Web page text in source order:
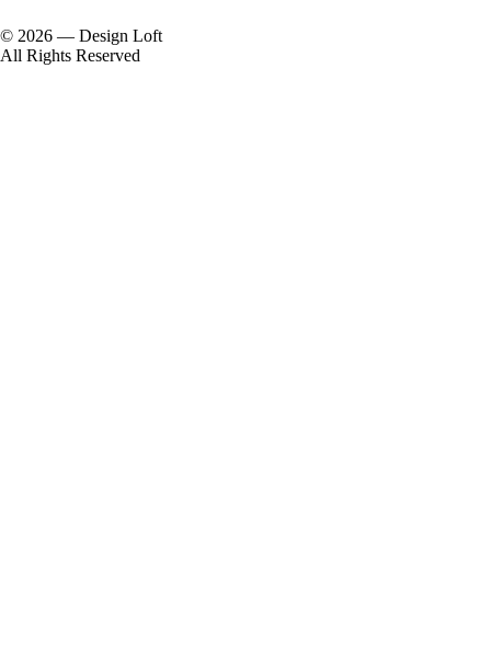
© 2026 — Design Loft
All Rights Reserved